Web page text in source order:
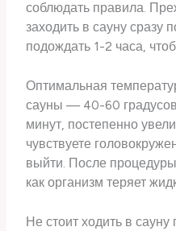
соблюдать правила.
заходить в сауну сразу
подождать 1-2 часа,
Оптимальная
сауны — 40-60
минут, постепенно
чувствуете
выйти. После
как организм теряет
Не стоит ходить в